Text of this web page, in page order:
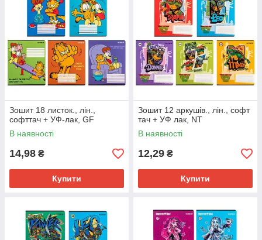
Зошит 18 листок., лін.,
софттач + УФ-лак, GF
В наявності
14,98 ₴
Купити
Зошит 12 аркушів., лін., софт
тач + УФ лак, NT
В наявності
12,29 ₴
Купити